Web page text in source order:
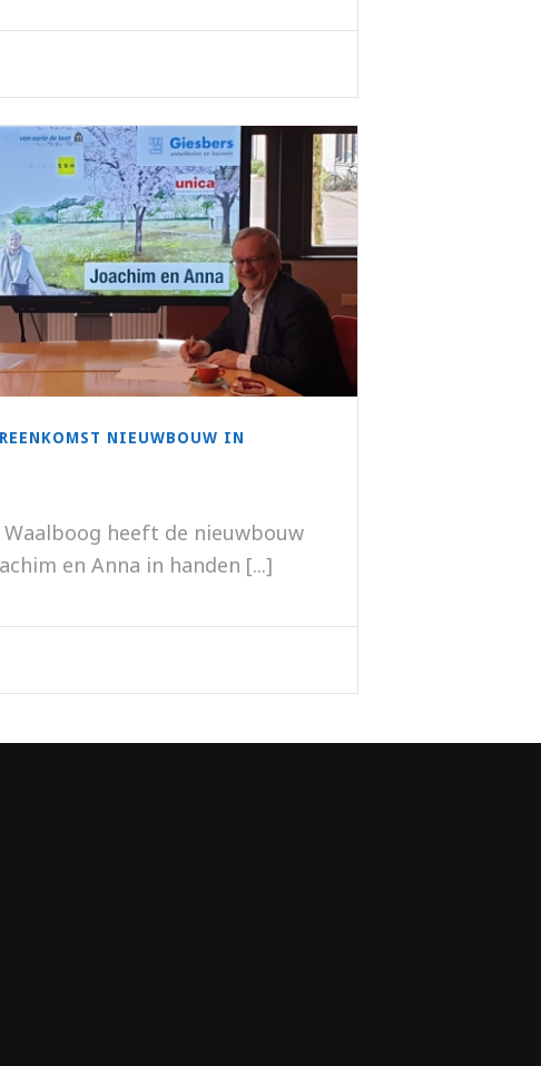
NIEUWBOUW IN
heeft de nieuwbouw
en Anna in handen [...]